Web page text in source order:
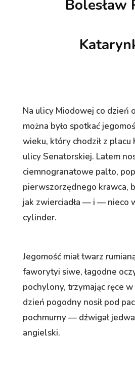
Bolesław
Na ulicy Miodowej co dzień
można było spotkać
wieku, który chodził z placu
ulicy Senatorskiej. Latem
ciemnogranatowe palto,
pierwszorzędnego krawca,
jak zwierciadła — i — nieco
cylinder.
Jegomość miał twarz
faworytyi siwe, łagodne
pochylony, trzymając ręce
dzień pogodny nosił pod
pochmurny — dźwigał
angielski.